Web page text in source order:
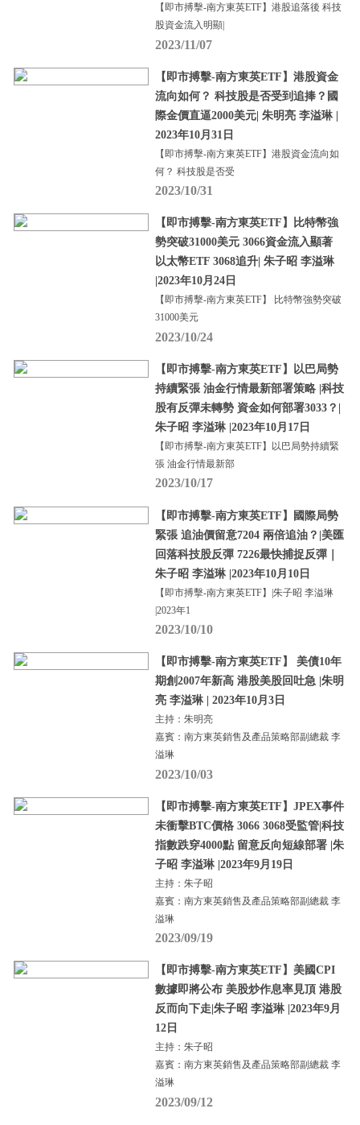
【即市搏擊-南方東英ETF】港股追落後 科技
股資金流入明顯|
2023/11/07
【即市搏擊-南方東英ETF】港股資金
流向如何？ 科技股是否受到追捧？國
際金價直逼2000美元| 朱明亮 李溢琳 |
2023年10月31日
【即市搏擊-南方東英ETF】港股資金流向如
何？ 科技股是否受
2023/10/31
【即市搏擊-南方東英ETF】比特幣強
勢突破31000美元 3066資金流入顯著
以太幣ETF 3068追升| 朱子昭 李溢琳
|2023年10月24日
【即市搏擊-南方東英ETF】 比特幣強勢突破
31000美元
2023/10/24
【即市搏擊-南方東英ETF】以巴局勢
持續緊張 油金行情最新部署策略 |科技
股有反彈未轉勢 資金如何部署3033？|
朱子昭 李溢琳 |2023年10月17日
【即市搏擊-南方東英ETF】以巴局勢持續緊
張 油金行情最新部
2023/10/17
【即市搏擊-南方東英ETF】國際局勢
緊張 追油價留意7204 兩倍追油？|美匯
回落科技股反彈 7226最快捕捉反彈｜
朱子昭 李溢琳 |2023年10月10日
【即市搏擊-南方東英ETF】|朱子昭 李溢琳
|2023年1
2023/10/10
【即市搏擊-南方東英ETF】 美債10年
期創2007年新高 港股美股回吐急 |朱明
亮 李溢琳 | 2023年10月3日
主持：朱明亮
嘉賓：南方東英銷售及產品策略部副總裁 李
溢琳
2023/10/03
【即市搏擊-南方東英ETF】JPEX事件
未衝擊BTC價格 3066 3068受監管|科技
指數跌穿4000點 留意反向短線部署 |朱
子昭 李溢琳 |2023年9月19日
主持：朱子昭
嘉賓：南方東英銷售及產品策略部副總裁 李
溢琳
2023/09/19
【即市搏擊-南方東英ETF】美國CPI
數據即將公布 美股炒作息率見頂 港股
反而向下走|朱子昭 李溢琳 |2023年9月
12日
主持：朱子昭
嘉賓：南方東英銷售及產品策略部副總裁 李
溢琳
2023/09/12